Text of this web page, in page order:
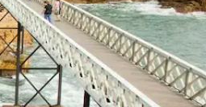
et vers le bas, ou en appuyant